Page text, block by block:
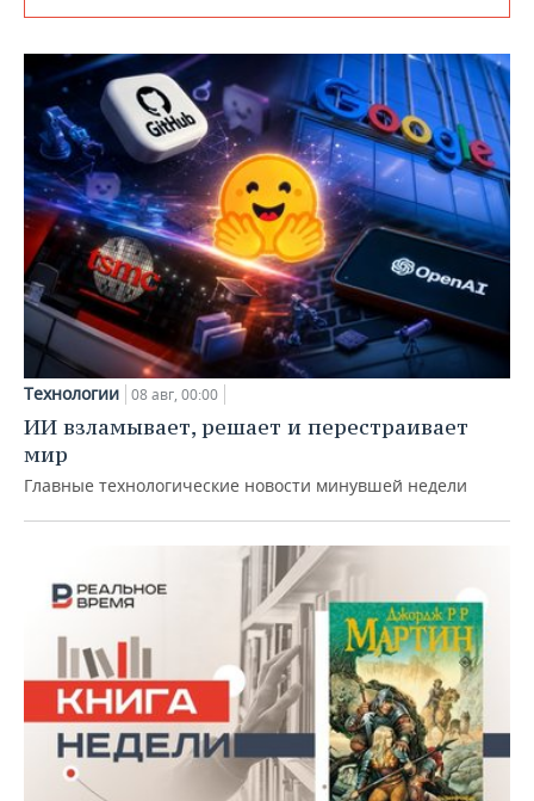
Технологии 08 авг, 00:00
ИИ взламывает, решает и перестраивает
мир
Главные технологические новости минувшей недели